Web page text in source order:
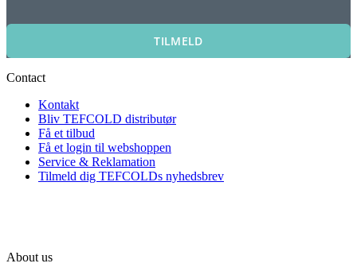
TILMELD
Contact
Kontakt
Bliv TEFCOLD distributør
Få et tilbud
Få et login til webshoppen
Service & Reklamation
Tilmeld dig TEFCOLDs nyhedsbrev
About us